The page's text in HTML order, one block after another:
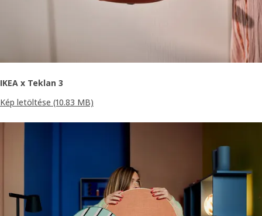
IKEA x Teklan 3
Kép letöltése (10.83 MB)